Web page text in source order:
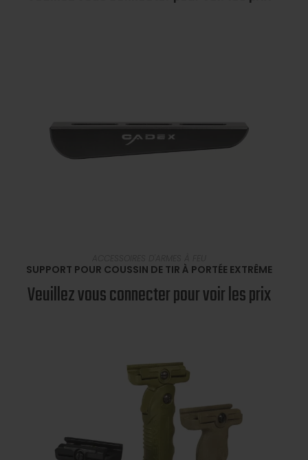
SUPPORT POUR COUSSIN DE TIR À PORTÉE EXTRÊME
Veuillez vous connecter pour voir les prix